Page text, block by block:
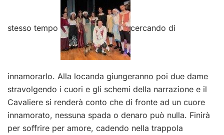
stesso tempo cercando di
innamorarlo. Alla locanda giungeranno poi due dame
stravolgendo i cuori e gli schemi della narrazione e il
Cavaliere si renderà conto che di fronte ad un cuore
innamorato, nessuna spada o denaro può nulla. Finirà
per soffrire per amore, cadendo nella trappola